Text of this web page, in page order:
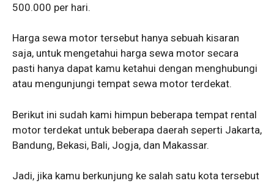
500.000 per hari.
Harga sewa motor tersebut hanya sebuah kisaran
saja, untuk mengetahui harga sewa motor secara
pasti hanya dapat kamu ketahui dengan menghubungi
atau mengunjungi tempat sewa motor terdekat.
Berikut ini sudah kami himpun beberapa tempat rental
motor terdekat untuk beberapa daerah seperti Jakarta,
Bandung, Bekasi, Bali, Jogja, dan Makassar.
Jadi, jika kamu berkunjung ke salah satu kota tersebut